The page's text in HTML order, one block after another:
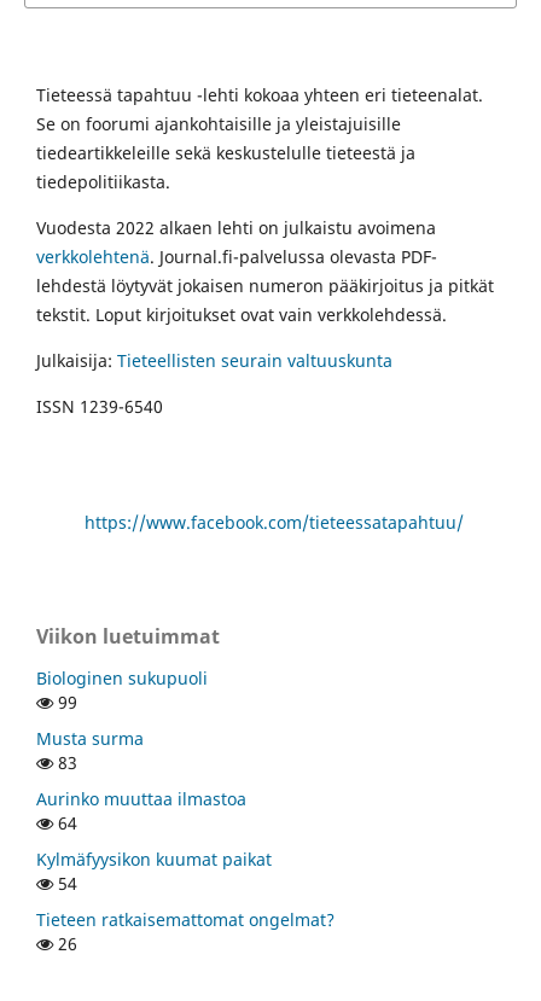
Tieteessä tapahtuu -lehti kokoaa yhteen eri tieteenalat.
Se on foorumi ajankohtaisille ja yleistajuisille
tiedeartikkeleille sekä keskustelulle tieteestä ja
tiedepolitiikasta.
Vuodesta 2022 alkaen lehti on julkaistu avoimena
verkkolehtenä. Journal.fi-palvelussa olevasta PDF-
lehdestä löytyvät jokaisen numeron pääkirjoitus ja pitkät
tekstit. Loput kirjoitukset ovat vain verkkolehdessä.
Julkaisija: Tieteellisten seurain valtuuskunta
ISSN 1239-6540
https://www.facebook.com/tieteessatapahtuu/
Viikon luetuimmat
Biologinen sukupuoli
99
Musta surma
83
Aurinko muuttaa ilmastoa
64
Kylmäfyysikon kuumat paikat
54
Tieteen ratkaisemattomat ongelmat?
26